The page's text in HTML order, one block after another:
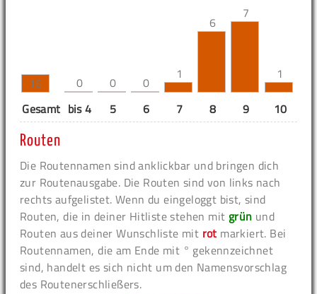
16 0 0 0
1
6
7
1
Gesamt bis 4 5 6 7 8 9 10
Routen
Die Routennamen sind anklickbar und bringen dich
zur Routenausgabe. Die Routen sind von links nach
rechts aufgelistet. Wenn du eingeloggt bist, sind
Routen, die in deiner Hitliste stehen mit grün und
Routen aus deiner Wunschliste mit rot markiert. Bei
Routennamen, die am Ende mit ° gekennzeichnet
sind, handelt es sich nicht um den Namensvorschlag
des Routenerschließers.